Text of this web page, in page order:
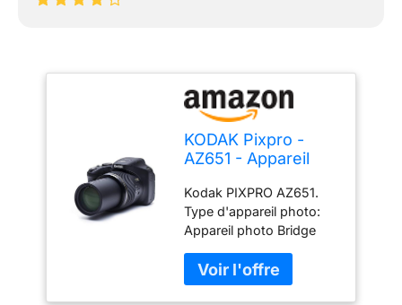
KODAK Pixpro -
AZ651 - Appareil
Numérique 20
Mpixels - Noir
Kodak PIXPRO AZ651.
Type d'appareil photo:
Appareil photo Bridge
Taille du capteur d'image:
1/2.3" Type de capteur: